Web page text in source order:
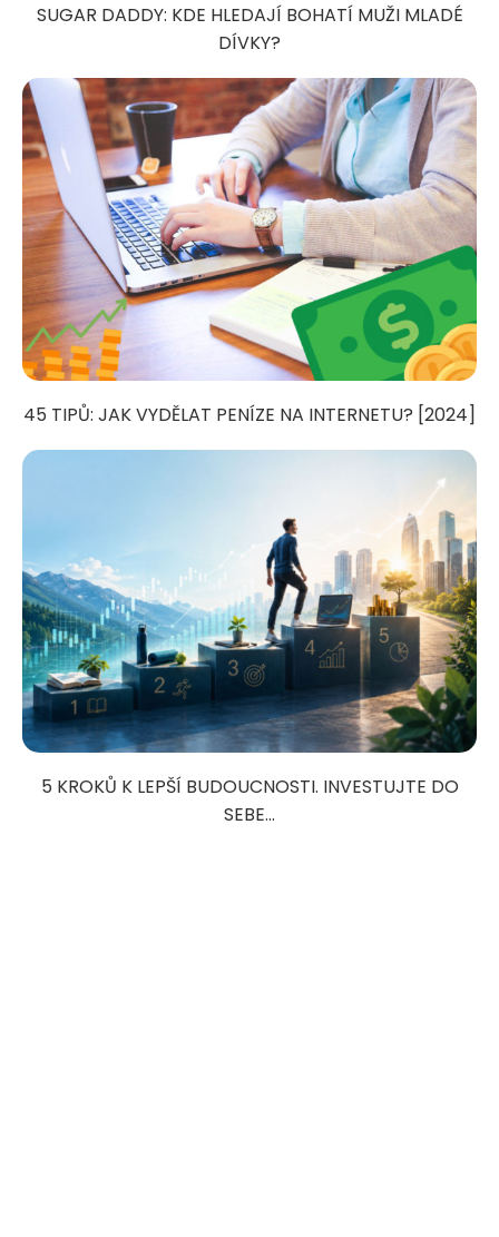
SUGAR DADDY: KDE HLEDAJÍ BOHATÍ MUŽI MLADÉ
DÍVKY?
45 TIPŮ: JAK VYDĚLAT PENÍZE NA INTERNETU? [2024]
5 KROKŮ K LEPŠÍ BUDOUCNOSTI. INVESTUJTE DO
SEBE...